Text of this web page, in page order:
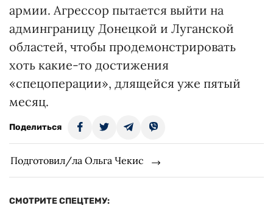
армии. Агрессор пытается выйти на
админграницу Донецкой и Луганской
областей, чтобы продемонстрировать
хоть какие-то достижения
«спецоперации», длящейся уже пятый
месяц.
Поделиться
Подготовил/ла Ольга Чекис
СМОТРИТЕ СПЕЦТЕМУ: